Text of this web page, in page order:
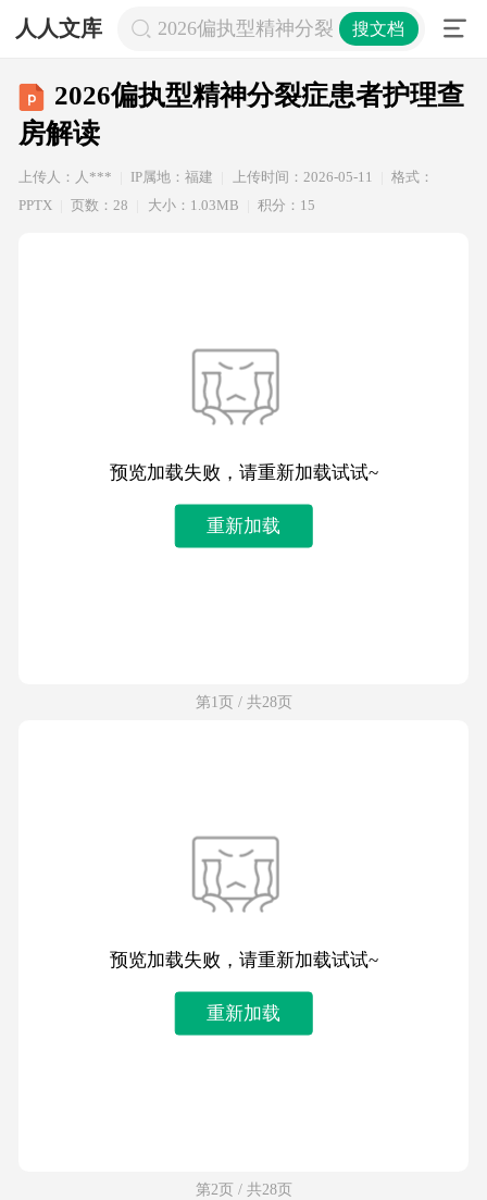
人人文库 2026偏执型精神分裂症患者护理查房
搜文档
2026偏执型精神分裂症患者护理查
房解读
上传人：人*** IP属地：福建 上传时间：2026-05-11
格式：
PPTX
页数：28 大小：1.03MB 积分：15
预览加载失败，请重新加载试试~
重新加载
第1页 / 共28页
预览加载失败，请重新加载试试~
重新加载
第2页 / 共28页